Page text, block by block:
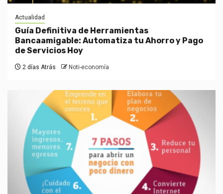
Actualidad
Guía Definitiva de Herramientas
Bancaamigable: Automatiza tu Ahorro y Pago
de Servicios Hoy
2 días Atrás Noti-economía